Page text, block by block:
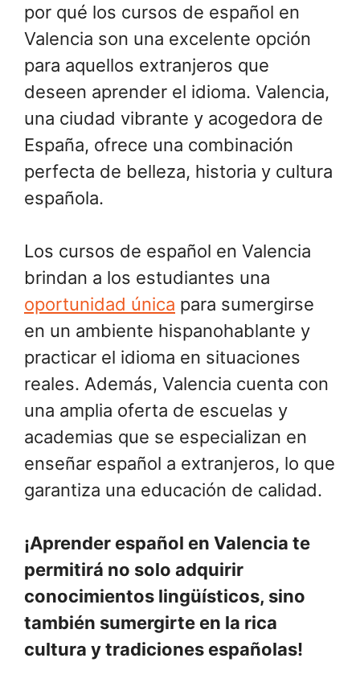
por qué los cursos de español en
Valencia son una excelente opción
para aquellos extranjeros que
deseen aprender el idioma. Valencia,
una ciudad vibrante y acogedora de
España, ofrece una combinación
perfecta de belleza, historia y cultura
española.
Los cursos de español en Valencia
brindan a los estudiantes una
oportunidad única para sumergirse
en un ambiente hispanohablante y
practicar el idioma en situaciones
reales. Además, Valencia cuenta con
una amplia oferta de escuelas y
academias que se especializan en
enseñar español a extranjeros, lo que
garantiza una educación de calidad.
¡Aprender español en Valencia te
permitirá no solo adquirir
conocimientos lingüísticos, sino
también sumergirte en la rica
cultura y tradiciones españolas!